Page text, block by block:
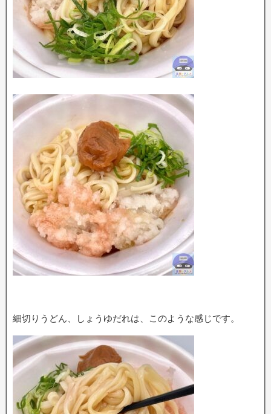
細切りうどん、しょうゆだれは、このような感じです。